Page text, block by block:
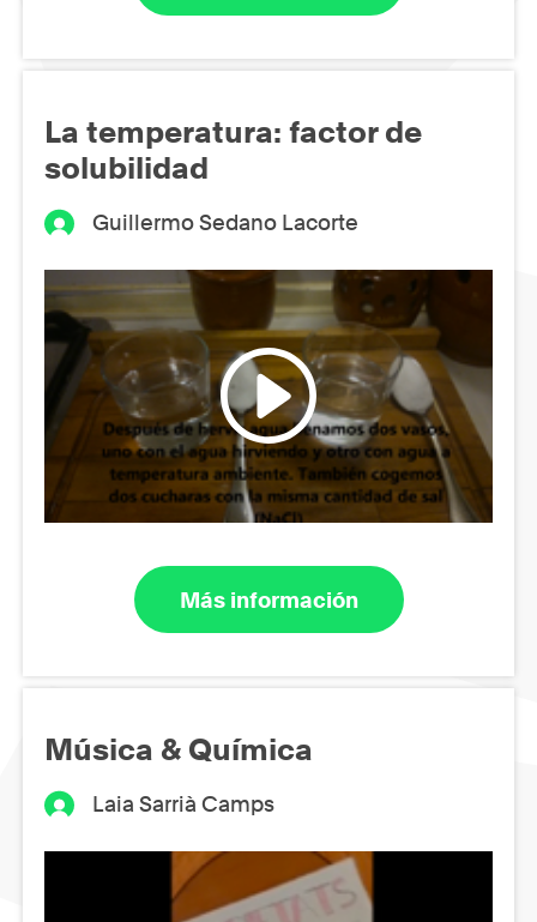
La temperatura: factor de
solubilidad
Guillermo Sedano Lacorte
Más información
Música & Química
Laia Sarrià Camps